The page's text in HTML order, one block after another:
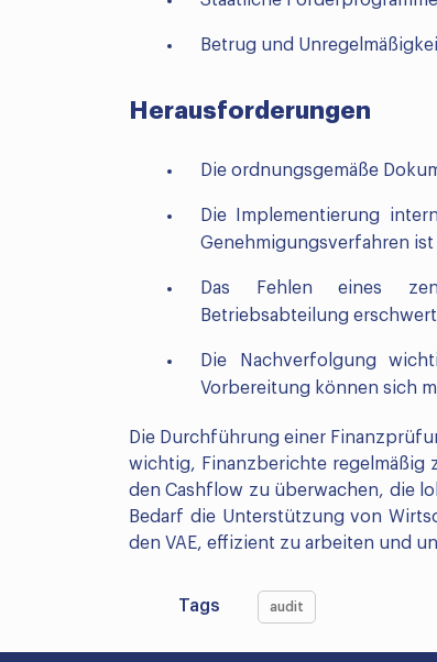
Betrug und
Herausforderungen
Die ordnungsgemäße
Die Implementierung
Genehmigungsverfahren
Das Fehlen eines
Betriebsabteilung
Die Nachverfolgung
Vorbereitung können sich
Die Durchführung einer
wichtig, Finanzberichte
den Cashflow zu überwachen, die
Bedarf die Unterstützung von
den VAE, effizient zu arbeiten und
Tags audit